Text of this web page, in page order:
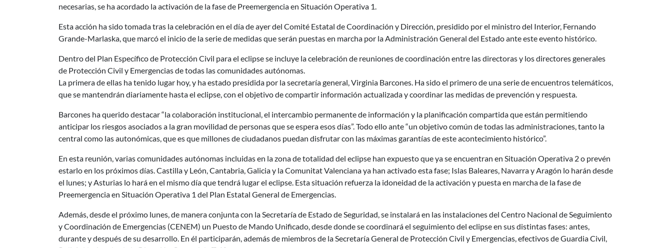
necesarias, se ha acordado la activación de la fase de Preemergencia en Situación Operativa 1.
Esta acción ha sido tomada tras la celebración en el día de ayer del Comité Estatal de Coordinación y Dirección, presidido por el ministro del Interior, Fernando
Grande-Marlaska, que marcó el inicio de la serie de medidas que serán puestas en marcha por la Administración General del Estado ante este evento histórico.
Dentro del Plan Específico de Protección Civil para el eclipse se incluye la celebración de reuniones de coordinación entre las directoras y los directores generales
de Protección Civil y Emergencias de todas las comunidades autónomas.
La primera de ellas ha tenido lugar hoy, y ha estado presidida por la secretaría general, Virginia Barcones. Ha sido el primero de una serie de encuentros telemáticos,
que se mantendrán diariamente hasta el eclipse, con el objetivo de compartir información actualizada y coordinar las medidas de prevención y respuesta.
Barcones ha querido destacar “la colaboración institucional, el intercambio permanente de información y la planificación compartida que están permitiendo
anticipar los riesgos asociados a la gran movilidad de personas que se espera esos días”. Todo ello ante “un objetivo común de todas las administraciones, tanto la
central como las autonómicas, que es que millones de ciudadanos puedan disfrutar con las máximas garantías de este acontecimiento histórico”.
En esta reunión, varias comunidades autónomas incluidas en la zona de totalidad del eclipse han expuesto que ya se encuentran en Situación Operativa 2 o prevén
estarlo en los próximos días. Castilla y León, Cantabria, Galicia y la Comunitat Valenciana ya han activado esta fase; Islas Baleares, Navarra y Aragón lo harán desde
el lunes; y Asturias lo hará en el mismo día que tendrá lugar el eclipse. Esta situación refuerza la idoneidad de la activación y puesta en marcha de la fase de
Preemergencia en Situación Operativa 1 del Plan Estatal General de Emergencias.
Además, desde el próximo lunes, de manera conjunta con la Secretaría de Estado de Seguridad, se instalará en las instalaciones del Centro Nacional de Seguimiento
y Coordinación de Emergencias (CENEM) un Puesto de Mando Unificado, desde donde se coordinará el seguimiento del eclipse en sus distintas fases: antes,
durante y después de su desarrollo. En él participarán, además de miembros de la Secretaría General de Protección Civil y Emergencias, efectivos de Guardia Civil,